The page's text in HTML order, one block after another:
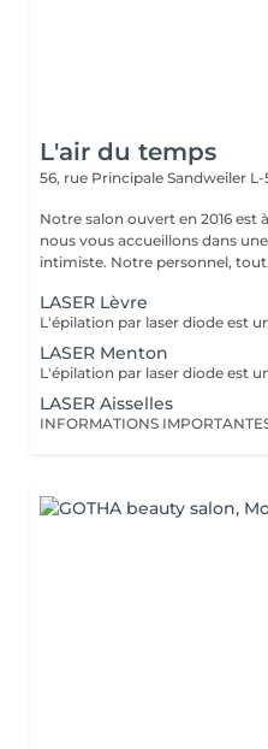
L'air du temps
56, rue Principale Sandweiler L-
Notre salon ouvert en 2016 est
nous vous accueillons dans
intimiste. Notre personnel,
LASER Lèvre
LASER Menton
LASER Aisselles